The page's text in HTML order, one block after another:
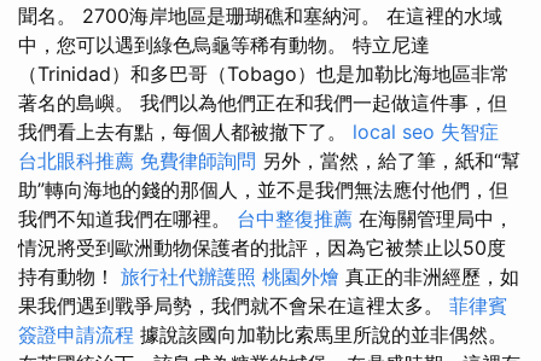
聞名。 2700海岸地區是珊瑚礁和塞納河。 在這裡的水域
中，您可以遇到綠色烏龜等稀有動物。 特立尼達
（Trinidad）和多巴哥（Tobago）也是加勒比海地區非常
著名的島嶼。 我們以為他們正在和我們一起做這件事，但
我們看上去有點，每個人都被撤下了。 local seo 失智症
台北眼科推薦 免費律師詢問 另外，當然，給了筆，紙和“幫
助”轉向海地的錢的那個人，並不是我們無法應付他們，但
我們不知道我們在哪裡。 台中整復推薦 在海關管理局中，
情況將受到歐洲動物保護者的批評，因為它被禁止以50度
持有動物！ 旅行社代辦護照 桃園外燴 真正的非洲經歷，如
果我們遇到戰爭局勢，我們就不會呆在這裡太多。 菲律賓
簽證申請流程 據說該國向加勒比索馬里所說的並非偶然。